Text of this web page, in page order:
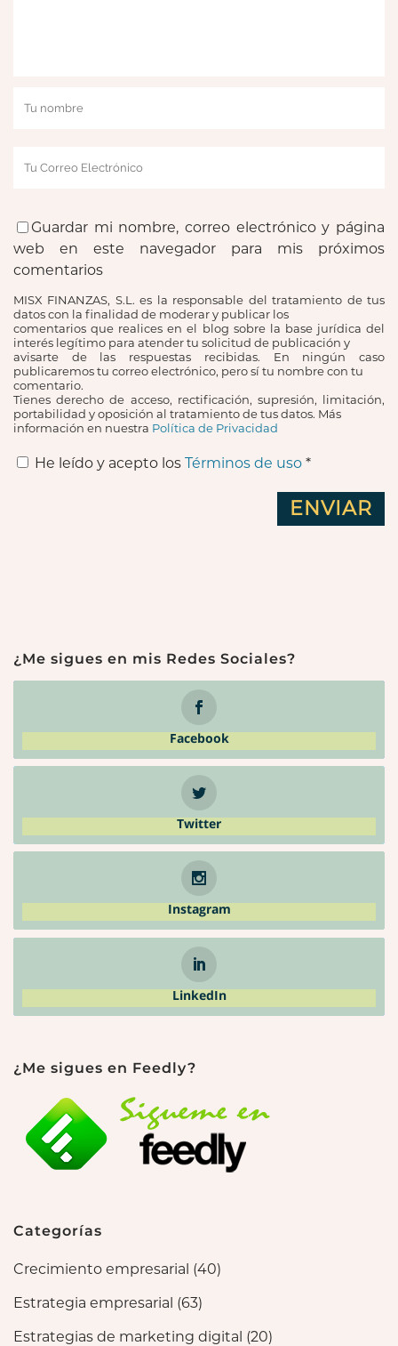
Guardar mi nombre, correo electrónico y página
web en este navegador para mis próximos
comentarios
MISX FINANZAS, S.L. es la responsable del tratamiento de tus
datos con la finalidad de moderar y publicar los
comentarios que realices en el blog sobre la base jurídica del
interés legítimo para atender tu solicitud de publicación y
avisarte de las respuestas recibidas. En ningún caso
publicaremos tu correo electrónico, pero sí tu nombre con tu
comentario.
Tienes derecho de acceso, rectificación, supresión, limitación,
portabilidad y oposición al tratamiento de tus datos. Más
información en nuestra Política de Privacidad
He leído y acepto los Términos de uso *
¿Me sigues en mis Redes Sociales?
Facebook
Twitter
Instagram
LinkedIn
¿Me sigues en Feedly?
Categorías
Crecimiento empresarial (40)
Estrategia empresarial (63)
Estrategias de marketing digital (20)